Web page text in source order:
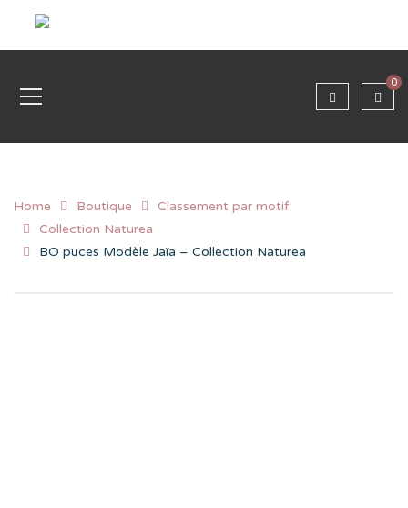
0
Home Boutique
Classement par motif
Collection Naturea
BO puces Modèle Jaïa – Collection Naturea